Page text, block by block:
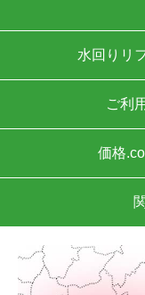
水回りリ
ご利
価格